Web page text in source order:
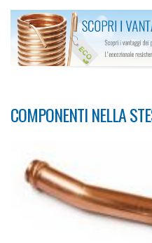
COMPONENTI NELLA